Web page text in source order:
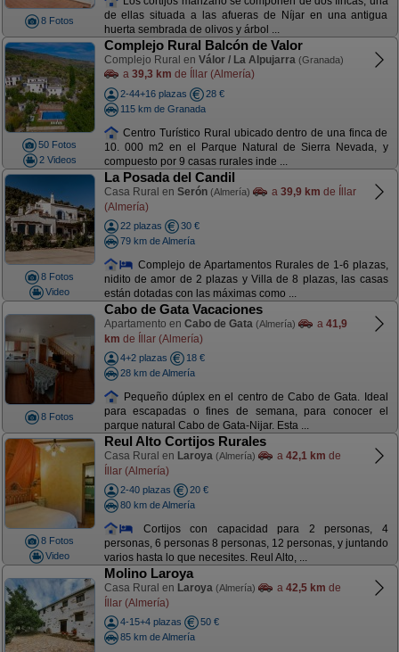
8 Fotos
de ellas situada a las afueras de Níjar en una antigua
huerta sembrada de olivos y árbol ...
50 Fotos
2 Videos
Complejo Rural Balcón de Valor
Complejo Rural en Válor / La Alpujarra (Granada)
a 39,3 km de Íllar (Almería)
2-44+16 plazas
28 €
115 km de Granada
Centro Turístico Rural ubicado dentro de una finca de
10. 000 m2 en el Parque Natural de Sierra Nevada, y
compuesto por 9 casas rurales inde ...
8 Fotos
Video
La Posada del Candil
Casa Rural en Serón (Almería) a 39,9 km de Íllar
(Almería)
22 plazas
30 €
79 km de Almería
Complejo de Apartamentos Rurales de 1-6 plazas,
nidito de amor de 2 plazas y Villa de 8 plazas, las casas
están dotadas con las máximas como ...
8 Fotos
Cabo de Gata Vacaciones
Apartamento en Cabo de Gata (Almería) a 41,9
km de Íllar (Almería)
4+2 plazas
18 €
28 km de Almería
Pequeño dúplex en el centro de Cabo de Gata. Ideal
para escapadas o fines de semana, para conocer el
parque natural Cabo de Gata-Nijar. Esta ...
8 Fotos
Video
Reul Alto Cortijos Rurales
Casa Rural en Laroya (Almería) a 42,1 km de
Íllar (Almería)
2-40 plazas
20 €
80 km de Almería
Cortijos con capacidad para 2 personas, 4
personas, 6 personas 8 personas, 12 personas, y juntando
varios hasta lo que necesites. Reul Alto, ...
Molino Laroya
Casa Rural en Laroya (Almería) a 42,5 km de
Íllar (Almería)
4-15+4 plazas
50 €
85 km de Almería